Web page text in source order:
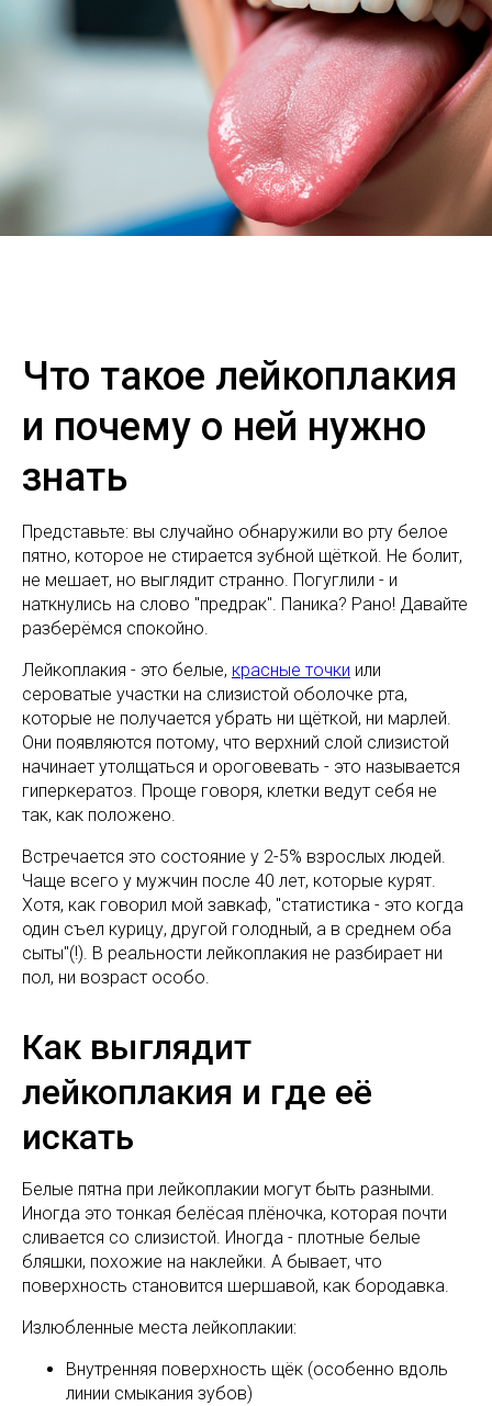
Что такое лейкоплакия
и почему о ней нужно
знать
Представьте: вы случайно обнаружили во рту белое
пятно, которое не стирается зубной щёткой. Не болит,
не мешает, но выглядит странно. Погуглили - и
наткнулись на слово "предрак". Паника? Рано! Давайте
разберёмся спокойно.
Лейкоплакия - это белые, красные точки или
сероватые участки на слизистой оболочке рта,
которые не получается убрать ни щёткой, ни марлей.
Они появляются потому, что верхний слой слизистой
начинает утолщаться и ороговевать - это называется
гиперкератоз. Проще говоря, клетки ведут себя не
так, как положено.
Встречается это состояние у 2-5% взрослых людей.
Чаще всего у мужчин после 40 лет, которые курят.
Хотя, как говорил мой завкаф, "статистика - это когда
один съел курицу, другой голодный, а в среднем оба
сыты"(!). В реальности лейкоплакия не разбирает ни
пол, ни возраст особо.
Как выглядит
лейкоплакия и где её
искать
Белые пятна при лейкоплакии могут быть разными.
Иногда это тонкая белёсая плёночка, которая почти
сливается со слизистой. Иногда - плотные белые
бляшки, похожие на наклейки. А бывает, что
поверхность становится шершавой, как бородавка.
Излюбленные места лейкоплакии:
Внутренняя поверхность щёк (особенно вдоль
линии смыкания зубов)